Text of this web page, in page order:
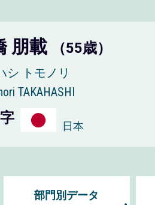
朋載 （55歳）
シ トモノリ
TAKAHASHI
日本
部門別データ